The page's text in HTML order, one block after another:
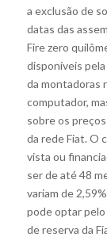
a exclusão de
datas das
Fire zero
disponíveis
da montadoras
computador,
sobre os
da rede Fiat. O
vista ou
ser de até 48
variam de
pode optar pelo
de reserva da